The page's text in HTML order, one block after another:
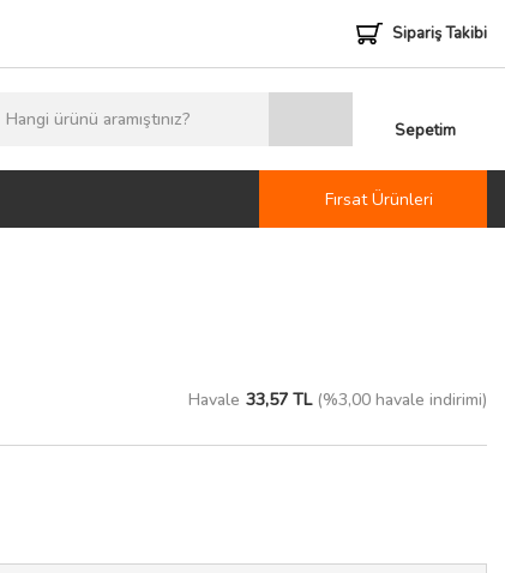
Sipariş Takibi
Sepetim
Fırsat Ürünleri
Havale 33,57 TL(%3,00 havale indirimi)